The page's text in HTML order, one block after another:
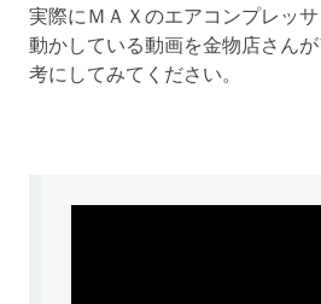
実際にＭＡＸのエアコンプレッ
動かしている動画を金物店さん
考にしてみてください。